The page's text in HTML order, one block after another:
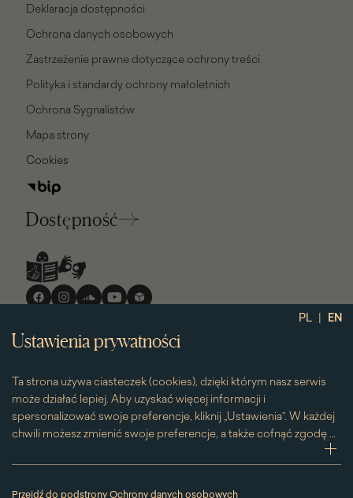
PL | EN
Ustawienia prywatności
Ta strona używa ciasteczek (cookies), dzięki którym nasz serwis
może działać lepiej. Aby uzyskać więcej informacji i
spersonalizować swoje preferencje, kliknij „Ustawienia”. W każdej
chwili możesz zmienić swoje preferencje, a także cofnąć zgodę na
używanie plików cookie. Możesz to zrobić, klikając na podstronę
„Cookies” znajdującą się w stopce.
Przesuwając suwak w prawą stronę aktywujesz zgodę na
Przejdź do podstrony Ochrony danych osobowych
Deklaracja dostępności
Ochrona danych osobowych
Zastrzeżenie prawne dotyczące ochrony treści
Polityka i standardy ochrony małoletnich
Ochrona Sygnalistów
Mapa strony
Cookies
Dostępność
Media
społecznościowe